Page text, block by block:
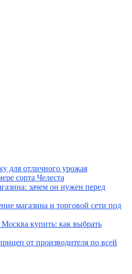
для отличного урожая
сорта Челеста
зачем он нужен перед
магазина и торговой сети под
купить: как выбрать
от производителя по всей